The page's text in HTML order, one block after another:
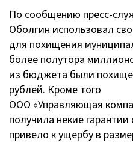
По сообщению пресс-
Оболгин использовал
для похищения
более полутора
из бюджета были
рублей. Кроме того
ООО «Управляющая
получила некие
привело к ущербу в